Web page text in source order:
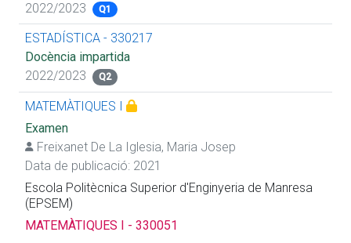
2022/2023
Q1
ESTADÍSTICA - 330217
Docència impartida
2022/2023
Q2
MATEMÀTIQUES I
Examen
Freixanet De La Iglesia, Maria Josep
Data de publicació: 2021
Escola Politècnica Superior d'Enginyeria de Manresa
(EPSEM)
MATEMÀTIQUES I - 330051